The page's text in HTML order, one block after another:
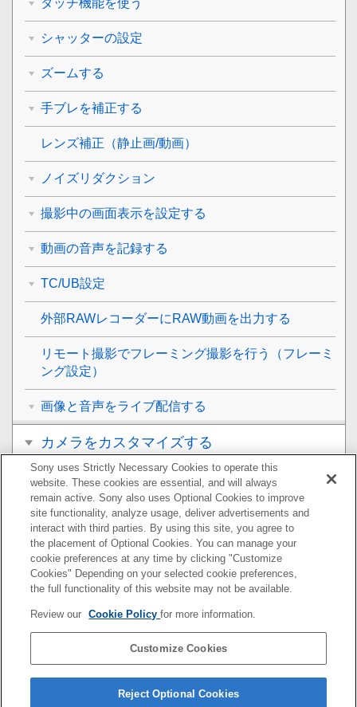
タッチ機能を使う
シャッターの設定
ズームする
手ブレを補正する
レンズ補正 （静止画/動画）
ノイズリダクション
撮影中の画面表示を設定する
動画の音声を記録する
TC/UB設定
外部RAWレコーダーにRAW動画を出力する
リモート撮影でフレーミング撮影を行う（フレーミ
ング設定）
画像と音声をライブ配信する
カメラをカスタマイズする
再生する
カメラの設定を変更する
スマートフォンでできること
パソコンでできること
クラウドサービスを利用する
故障かな？と思ったら
Sony uses Strictly Necessary Cookies to operate this
website. These cookies are essential, and will always
remain active. Sony also uses Optional Cookies to improve
site functionality, analyze usage, deliver advertisements and
interact with third parties. By using this site, you agree to
the placement of Optional Cookies. You can manage your
cookie preferences at any time by clicking "Customize
Cookies" Depending on your selected cookie preferences,
the full functionality of this website may not be available.
Review our Cookie Policyfor more information.
Customize Cookies
Reject Optional Cookies